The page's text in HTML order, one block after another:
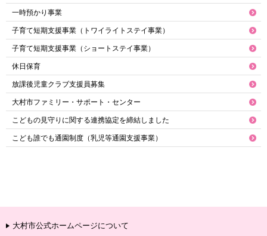
一時預かり事業
子育て短期支援事業（トワイライトステイ事業）
子育て短期支援事業（ショートステイ事業）
休日保育
放課後児童クラブ支援員募集
大村市ファミリー・サポート・センター
こどもの見守りに関する連携協定を締結しました
こども誰でも通園制度（乳児等通園支援事業）
大村市公式ホームページについて